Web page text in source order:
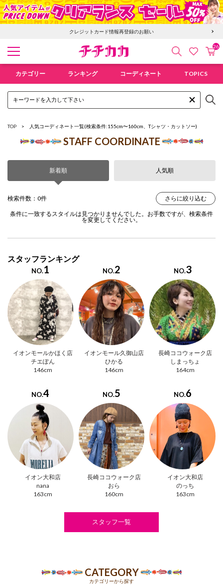
クレジットカード情報再登録のお願い
検索 お気にカ
26
カテゴリー ランキング コーディネート TOPICS
TOP 人気コーディネート一覧(検索条件:155cm〜160cm、Tシャツ・カットソー)
STAFF COORDINATE
新着順 人気順
検索件数：0件 さらに絞り込む
条件に一致するスタイルは見つかりませんでした。お手数ですが、検索条件
を変更してください。
スタッフランキング
NO.1
イオンモールかほく店
チエぽん
146cm
NO.2
イオンモール久御山店
ひかる
146cm
NO.3
長崎ココウォーク店
しまっちょ
164cm
NO.4
イオン大和店
nana
163cm
NO.5
長崎ココウォーク店
おら
160cm
NO.6
イオン大和店
のっち
163cm
スタッフ一覧
CATEGORY
カテゴリーから探す